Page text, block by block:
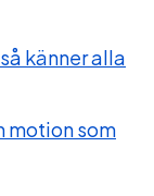
känner alla
motion som